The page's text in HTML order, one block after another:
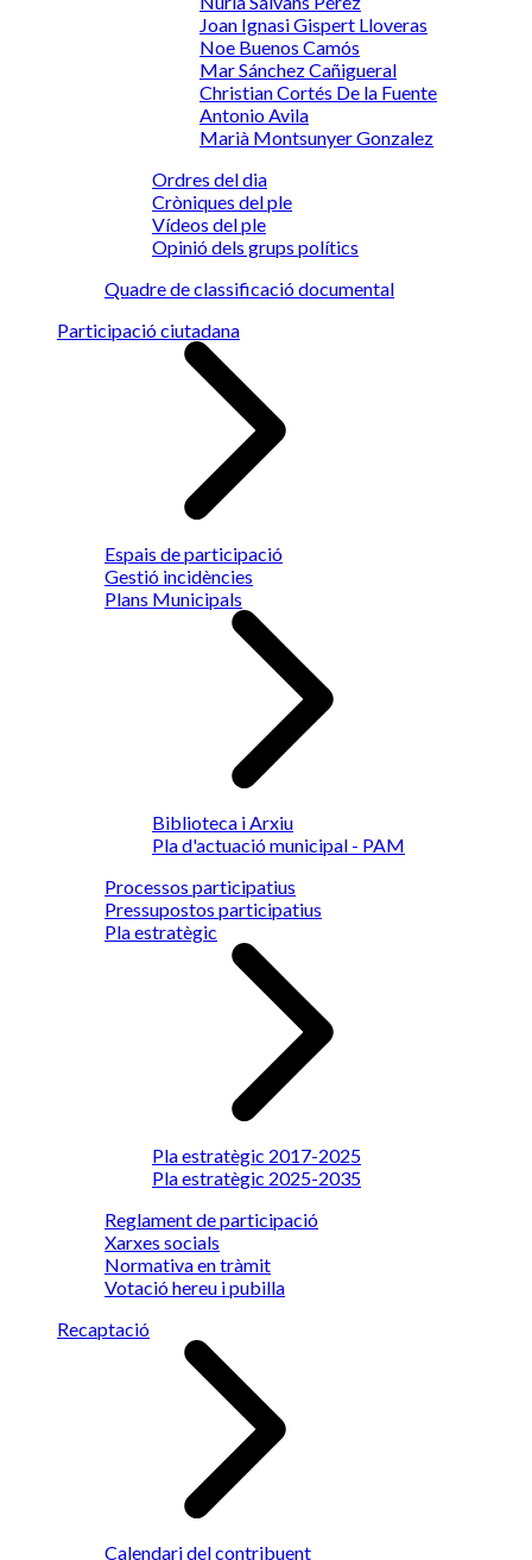
Joan Ignasi Gispert Lloveras
Noe Buenos Camós
Mar Sánchez Cañigueral
Christian Cortés De la Fuente
Antonio Avila
Marià Montsunyer Gonzalez
Ordres del dia
Cròniques del ple
Vídeos del ple
Opinió dels grups polítics
Quadre de classificació documental
Participació ciutadana
Espais de participació
Gestió incidències
Plans Municipals
Biblioteca i Arxiu
Pla d'actuació municipal - PAM
Processos participatius
Pressupostos participatius
Pla estratègic
Pla estratègic 2017-2025
Pla estratègic 2025-2035
Reglament de participació
Xarxes socials
Normativa en tràmit
Votació hereu i pubilla
Recaptació
Calendari del contribuent